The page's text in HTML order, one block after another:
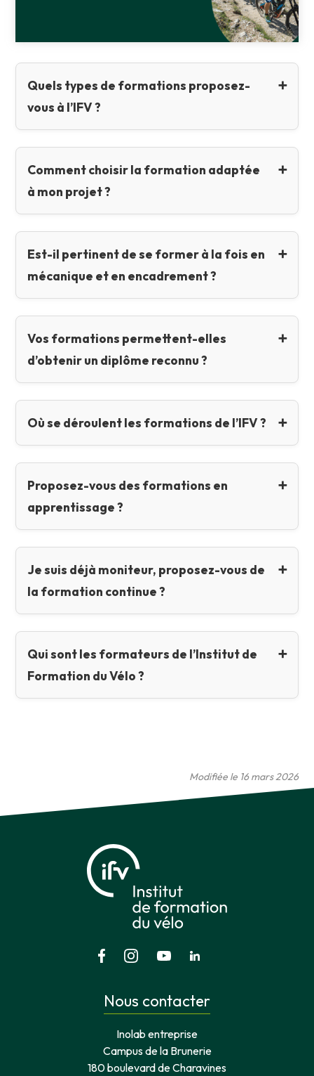
Quels types de formations proposez-
vous à l’IFV ?
Comment choisir la formation adaptée
à mon projet ?
Est-il pertinent de se former à la fois en
mécanique et en encadrement ?
Vos formations permettent-elles
d’obtenir un diplôme reconnu ?
Où se déroulent les formations de l’IFV ?
Proposez-vous des formations en
apprentissage ?
Je suis déjà moniteur, proposez-vous de
la formation continue ?
Qui sont les formateurs de l’Institut de
Formation du Vélo ?
Modifiée le 16 mars 2026
Nous contacter
Inolab entreprise
Campus de la Brunerie
180 boulevard de Charavines